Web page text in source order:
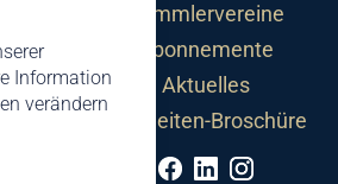
Information
verändern
Sammlervereine
Abonnemente
Aktuelles
Neuheiten-Broschüre